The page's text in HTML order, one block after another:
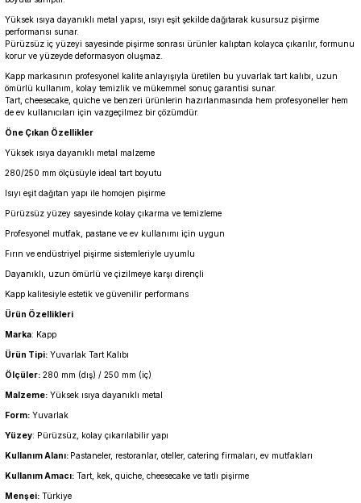
Yüksek ısıya dayanıklı metal yapısı, ısıyı eşit şekilde dağıtarak kusursuz pişirme
performansı sunar.
Pürüzsüz iç yüzeyi sayesinde pişirme sonrası ürünler kalıptan kolayca çıkarılır, formunu
korur ve yüzeyde deformasyon oluşmaz.
Kapp markasının profesyonel kalite anlayışıyla üretilen bu yuvarlak tart kalıbı, uzun
ömürlü kullanım, kolay temizlik ve mükemmel sonuç garantisi sunar.
Tart, cheesecake, quiche ve benzeri ürünlerin hazırlanmasında hem profesyoneller hem
de ev kullanıcıları için vazgeçilmez bir çözümdür.
Öne Çıkan Özellikler
Yüksek ısıya dayanıklı metal malzeme
280/250 mm ölçüsüyle ideal tart boyutu
Isıyı eşit dağıtan yapı ile homojen pişirme
Pürüzsüz yüzey sayesinde kolay çıkarma ve temizleme
Profesyonel mutfak, pastane ve ev kullanımı için uygun
Fırın ve endüstriyel pişirme sistemleriyle uyumlu
Dayanıklı, uzun ömürlü ve çizilmeye karşı dirençli
Kapp kalitesiyle estetik ve güvenilir performans
Ürün Özellikleri
Marka: Kapp
Ürün Tipi: Yuvarlak Tart Kalıbı
Ölçüler: 280 mm (dış) / 250 mm (iç)
Malzeme: Yüksek ısıya dayanıklı metal
Form: Yuvarlak
Yüzey: Pürüzsüz, kolay çıkarılabilir yapı
Kullanım Alanı: Pastaneler, restoranlar, oteller, catering firmaları, ev mutfakları
Kullanım Amacı: Tart, kek, quiche, cheesecake ve tatlı pişirme
Menşei: Türkiye